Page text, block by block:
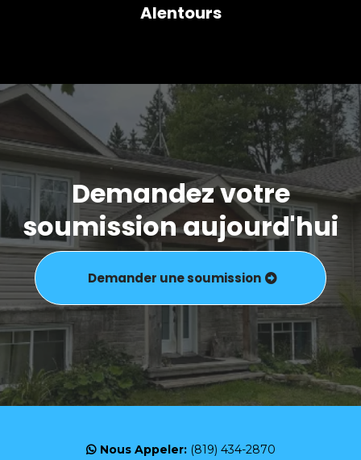
Alentours
Demandez votre
soumission aujourd'hui
Demander une soumission
Nous Appeler: (819) 434-2870